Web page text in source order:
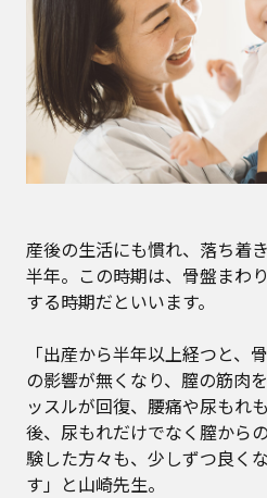
産後の生活にも慣れ、落ち着
半年。この時期は、骨盤まわ
する時期だといいます。
「出産から半年以上経つと、
の影響が無くなり、膣の筋肉
ッスルが回復、腰痛や尿もれ
後、尿もれだけでなく膣から
験した方々も、少しずつ良く
す」と山崎先生。